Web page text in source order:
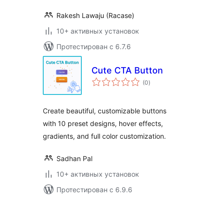
Rakesh Lawaju (Racase)
10+ активных установок
Протестирован с 6.7.6
Cute CTA Button
(0общий
рейтинг
)
Create beautiful, customizable buttons
with 10 preset designs, hover effects,
gradients, and full color customization.
Sadhan Pal
10+ активных установок
Протестирован с 6.9.6